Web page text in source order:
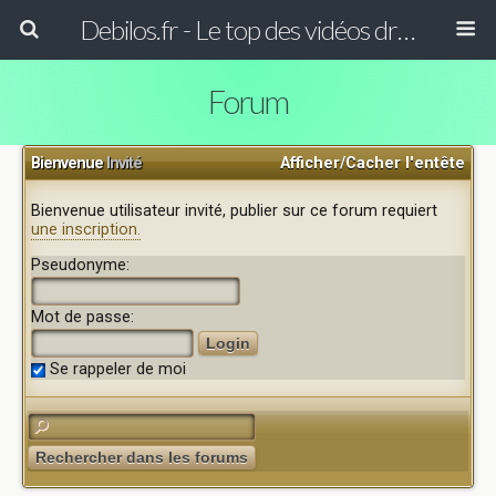
Debilos.fr - Le top des vidéos drôles du WEB !
Forum
BienvenueInvité Afficher/Cacher l'entête
Bienvenue utilisateur invité, publier sur ce forum requiert
une inscription.
Pseudonyme:
Mot de passe:
Se rappeler de moi